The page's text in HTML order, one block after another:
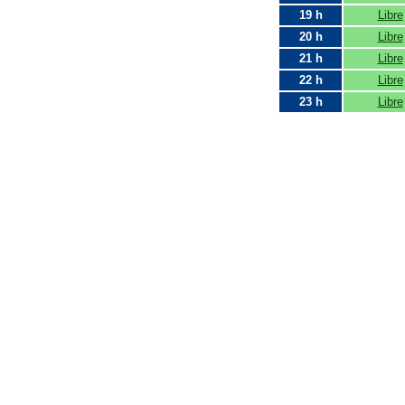
19 h
Libre
20 h
Libre
21 h
Libre
22 h
Libre
23 h
Libre